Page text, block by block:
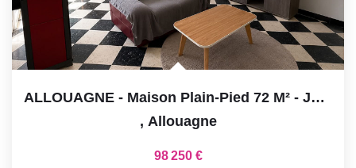
Nos Actualités
Avis Clients
ALLOUAGNE - Maison Plain-Pied 72 M² - Jardin - En Impasse
, Allouagne
98 250 €